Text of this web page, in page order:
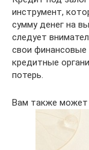
инструмент,
сумму денег на
следует
свои
кредитные
потерь.
Вам также может